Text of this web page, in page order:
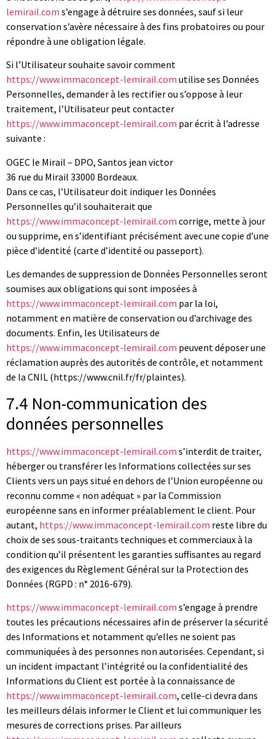
lemirail.com s’engage à détruire ses données, sauf si leur
conservation s’avère nécessaire à des fins probatoires ou pour
répondre à une obligation légale.
Si l’Utilisateur souhaite savoir comment
https://www.immaconcept-lemirail.com utilise ses Données
Personnelles, demander à les rectifier ou s’oppose à leur
traitement, l’Utilisateur peut contacter
https://www.immaconcept-lemirail.com par écrit à l’adresse
suivante :
OGEC le Mirail – DPO, Santos jean victor
36 rue du Mirail 33000 Bordeaux.
Dans ce cas, l’Utilisateur doit indiquer les Données
Personnelles qu’il souhaiterait que
https://www.immaconcept-lemirail.com corrige, mette à jour
ou supprime, en s’identifiant précisément avec une copie d’une
pièce d’identité (carte d’identité ou passeport).
Les demandes de suppression de Données Personnelles seront
soumises aux obligations qui sont imposées à
https://www.immaconcept-lemirail.com par la loi,
notamment en matière de conservation ou d’archivage des
documents. Enfin, les Utilisateurs de
https://www.immaconcept-lemirail.com peuvent déposer une
réclamation auprès des autorités de contrôle, et notamment
de la CNIL (https://www.cnil.fr/fr/plaintes).
7.4 Non-communication des
données personnelles
https://www.immaconcept-lemirail.com s’interdit de traiter,
héberger ou transférer les Informations collectées sur ses
Clients vers un pays situé en dehors de l’Union européenne ou
reconnu comme « non adéquat » par la Commission
européenne sans en informer préalablement le client. Pour
autant, https://www.immaconcept-lemirail.com reste libre du
choix de ses sous-traitants techniques et commerciaux à la
condition qu’il présentent les garanties suffisantes au regard
des exigences du Règlement Général sur la Protection des
Données (RGPD : n° 2016-679).
https://www.immaconcept-lemirail.com s’engage à prendre
toutes les précautions nécessaires afin de préserver la sécurité
des Informations et notamment qu’elles ne soient pas
communiquées à des personnes non autorisées. Cependant, si
un incident impactant l’intégrité ou la confidentialité des
Informations du Client est portée à la connaissance de
https://www.immaconcept-lemirail.com, celle-ci devra dans
les meilleurs délais informer le Client et lui communiquer les
mesures de corrections prises. Par ailleurs